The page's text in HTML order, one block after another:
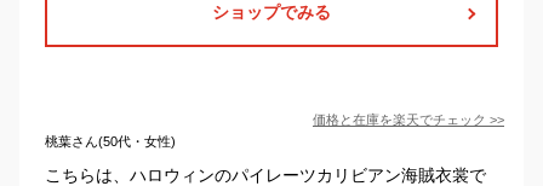
ショップでみる
価格と在庫を楽天でチェック >>
桃葉さん(50代・女性)
こちらは、ハロウィンのパイレーツカリビアン海賊衣裳で